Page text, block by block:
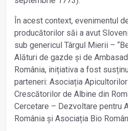
În acest context, evenimentul
producătorilor săi a avut
sub genericul Târgul Mierii –
Alături de gazde și de
România, inițiativa a fost
parteneri: Asociația
Crescătorilor de Albine din
Cercetare – Dezvoltare pentru
România și Asociația Bio